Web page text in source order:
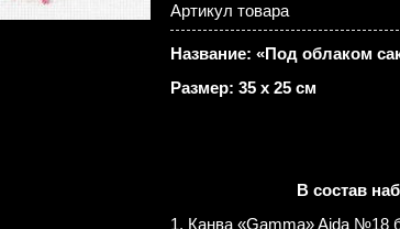
Артикул товара
Название: «Под облаком
Размер: 35 х 25 см
В состав
1. Канва «Gamma» Aida №18